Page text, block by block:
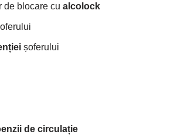
de blocare cu alcolock
șoferului
de circulație